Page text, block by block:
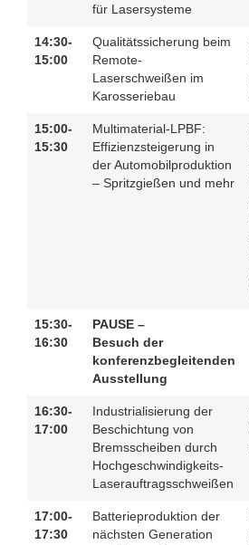
für Lasersysteme
14:30-
15:00
Qualitätssicherung beim
Remote-
Laserschweißen im
Karosseriebau
15:00-
15:30
Multimaterial-LPBF:
Effizienzsteigerung in
der Automobilproduktion
– Spritzgießen und mehr
15:30-
16:30
PAUSE –
Besuch der
konferenzbegleitenden
Ausstellung
16:30-
17:00
Industrialisierung der
Beschichtung von
Bremsscheiben durch
Hochgeschwindigkeits-
Laserauftragsschweißen
17:00-
17:30
Batterieproduktion der
nächsten Generation